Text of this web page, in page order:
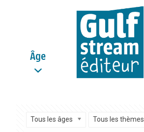
Âge
Tous les âges Tous les thèmes